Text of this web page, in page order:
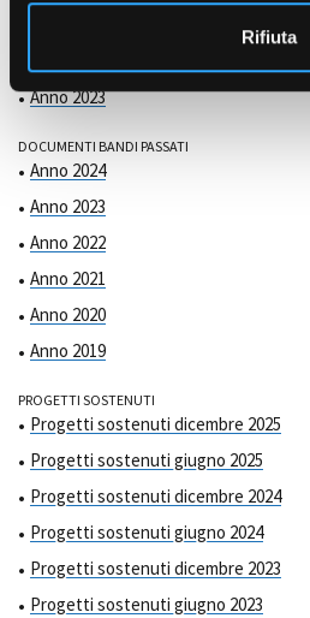
Rifiuta
Anno 2023
DOCUMENTI BANDI PASSATI
Anno 2024
Anno 2023
Anno 2022
Anno 2021
Anno 2020
Anno 2019
PROGETTI SOSTENUTI
Progetti sostenuti dicembre 2025
Progetti sostenuti giugno 2025
Progetti sostenuti dicembre 2024
Progetti sostenuti giugno 2024
Progetti sostenuti dicembre 2023
Progetti sostenuti giugno 2023